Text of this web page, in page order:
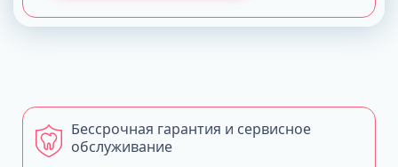
Бессрочная гарантия и сервисное
обслуживание